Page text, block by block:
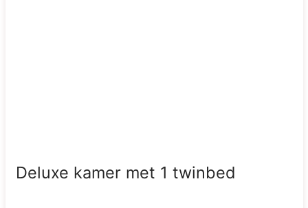
Deluxe kamer met 1 twinbed